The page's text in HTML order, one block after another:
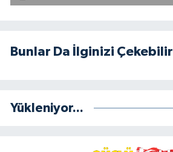
Bunlar Da İlginizi Çekebilir
Yükleniyor...